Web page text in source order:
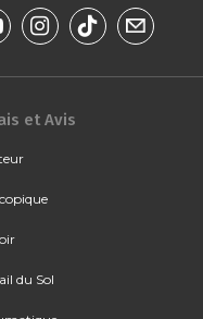
et Avis
du Sol